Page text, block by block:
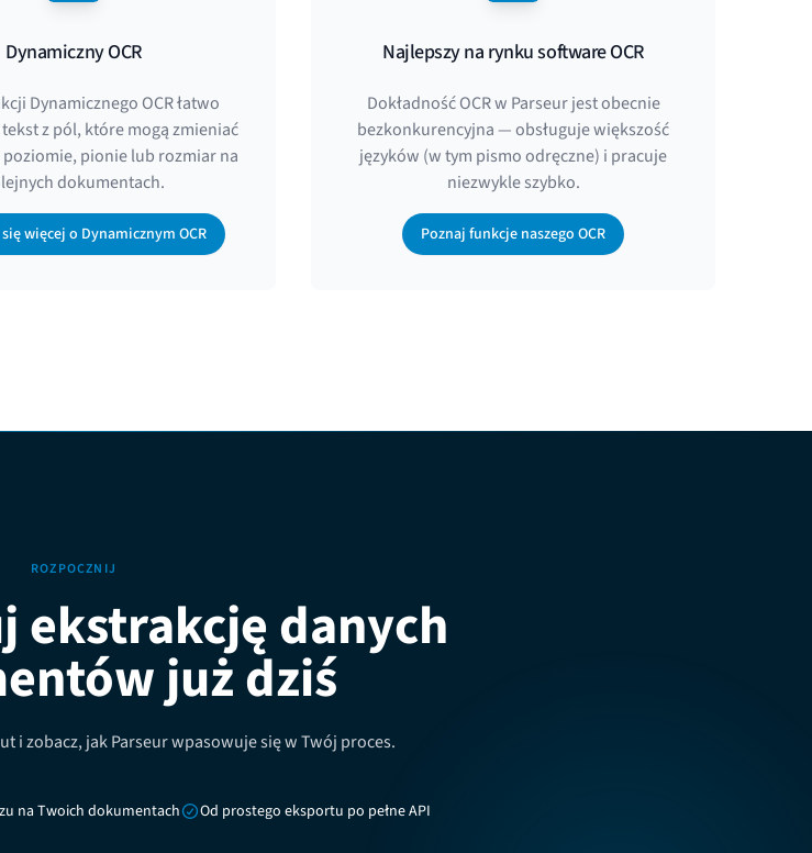
Dynamiczny OCR
Dynamicznego OCR łatwo
z pól, które mogą zmieniać
poziomie, pionie lub rozmiar na
dokumentach.
więcej o Dynamicznym OCR
Najlepszy na rynku software OCR
Dokładność OCR w Parseur jest obecnie
bezkonkurencyjna — obsługuje większość
języków (w tym pismo odręczne) i pracuje
niezwykle szybko.
Poznaj funkcje naszego OCR
ROZPOCZNIJ
ekstrakcję danych
już dziś
i zobacz, jak Parseur wpasowuje się w Twój proces.
na Twoich dokumentach Od prostego eksportu po pełne API